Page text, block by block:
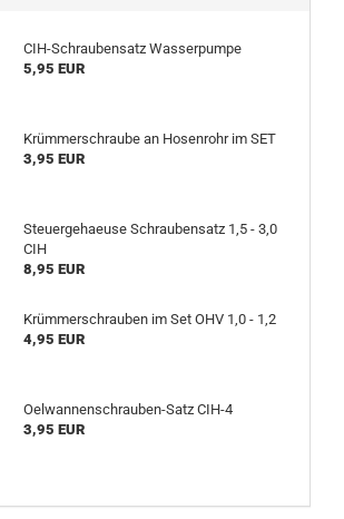
CIH-Schraubensatz Wasserpumpe
5,95 EUR
Krümmerschraube an Hosenrohr im SET
3,95 EUR
Steuergehaeuse Schraubensatz 1,5 - 3,0
CIH
8,95 EUR
Krümmerschrauben im Set OHV 1,0 - 1,2
4,95 EUR
Oelwannenschrauben-Satz CIH-4
3,95 EUR